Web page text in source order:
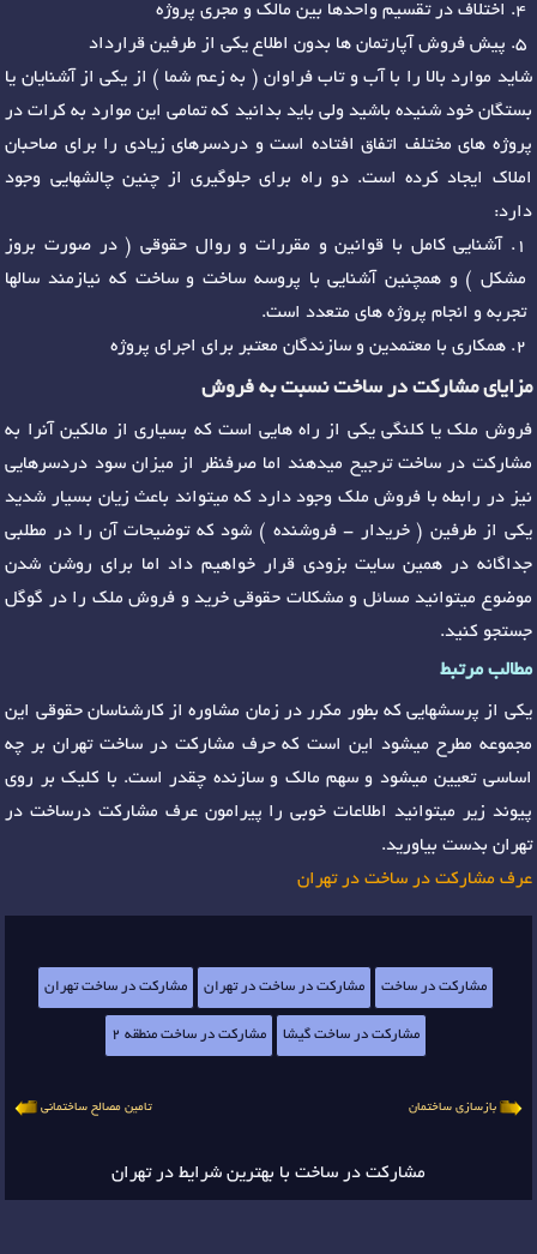
اختلاف در تقسیم واحدها بین مالک و مجری پروژه
پیش فروش آپارتمان ها بدون اطلاع یکی از طرفین قرارداد
شاید موارد بالا را با آب و تاب فراوان ( به زعم شما ) از یکی از آشنایان یا
بستگان خود شنیده باشید ولی باید بدانید که تمامی این موارد به کرات در
پروژه های مختلف اتفاق افتاده است و دردسرهای زیادی را برای صاحبان
املاک ایجاد کرده است. دو راه برای جلوگیری از چنین چالشهایی وجود
دارد:
آشنایی کامل با قوانین و مقررات و روال حقوقی ( در صورت بروز
مشکل ) و همچنین آشنایی با پروسه ساخت و ساخت که نیازمند سالها
تجربه و انجام پروژه های متعدد است.
همکاری با معتمدین و سازندگان معتبر برای اجرای پروژه
مزایای مشارکت در ساخت نسبت به فروش
فروش ملک یا کلنگی یکی از راه هایی است که بسیاری از مالکین آنرا به
مشارکت در ساخت ترجیح میدهند اما صرفنظر از میزان سود دردسرهایی
نیز در رابطه با فروش ملک وجود دارد که میتواند باعث زیان بسیار شدید
یکی از طرفین ( خریدار - فروشنده ) شود که توضیحات آن را در مطلبی
جداگانه در همین سایت بزودی قرار خواهیم داد اما برای روشن شدن
موضوع میتوانید مسائل و مشکلات حقوقی خرید و فروش ملک را در گوگل
جستجو کنید.
مطالب مرتبط
یکی از پرسشهایی که بطور مکرر در زمان مشاوره از کارشناسان حقوقی این
مجموعه مطرح میشود این است که حرف مشارکت در ساخت تهران بر چه
اساسی تعیین میشود و سهم مالک و سازنده چقدر است. با کلیک بر روی
پیوند زیر میتوانید اطلاعات خوبی را پیرامون عرف مشارکت درساخت در
تهران بدست بیاورید.
عرف مشارکت در ساخت در تهران
مشارکت در ساخت مشارکت در ساخت در تهران مشارکت در ساخت تهران
مشارکت در ساخت گیشا مشارکت در ساخت منطقه 2
بازسازی ساختمان تامین مصالح ساختمانی
مشارکت در ساخت با بهترین شرایط در تهران